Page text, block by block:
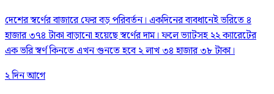
দেশের স্বর্ণের বাজারে ফের বড় পরিবর্তন। একদিনের ব্যবধানেই ভরিতে ৪
হাজার ৩৭৪ টাকা বাড়ানো হয়েছে স্বর্ণের দাম। ফলে ভ্যাটসহ ২২ ক্যারেটের
এক ভরি স্বর্ণ কিনতে এখন গুনতে হবে ২ লাখ ৩৪ হাজার ৩৮ টাকা।
২ দিন আগে